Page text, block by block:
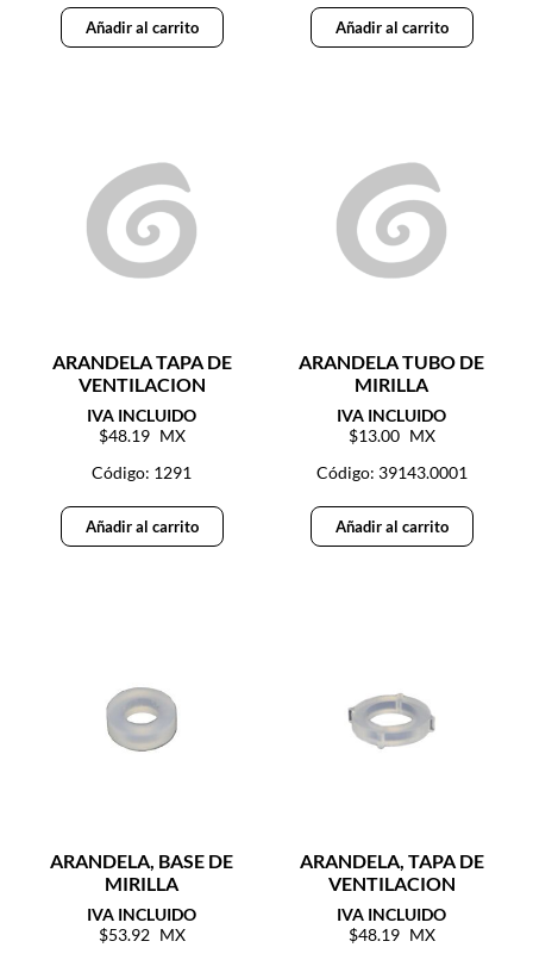
Añadir al carrito Añadir al carrito
ARANDELA TAPA DE
VENTILACION
48.19
Código: 1291
Añadir al carrito
ARANDELA TUBO DE
MIRILLA
13.00
Código: 39143.0001
Añadir al carrito
ARANDELA, BASE DE
MIRILLA
53.92
ARANDELA, TAPA DE
VENTILACION
48.19